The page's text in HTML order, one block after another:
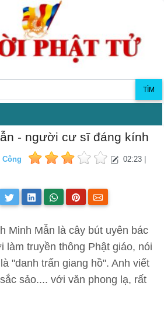
TÌM
- người cư sĩ đáng kính
Công
02:23 |
Minh Mẫn là cây bút uyên bác
làm truyền thông Phật giáo, nói
"danh trấn giang hồ". Anh viết
sảo.... với văn phong lạ, rất